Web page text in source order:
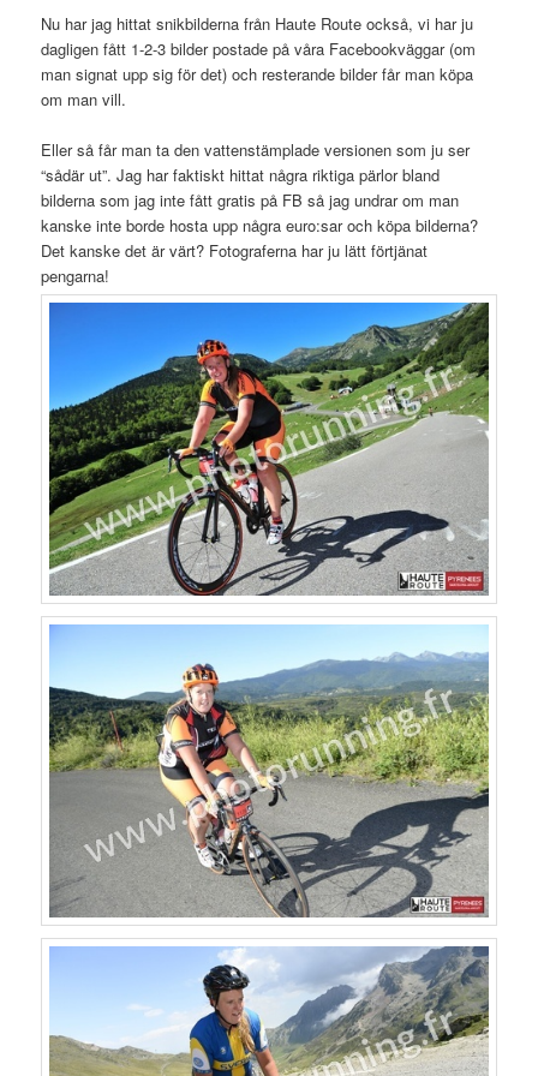
Nu har jag hittat snikbilderna från Haute Route också, vi har ju
dagligen fått 1-2-3 bilder postade på våra Facebookväggar (om
man signat upp sig för det) och resterande bilder får man köpa
om man vill.
Eller så får man ta den vattenstämplade versionen som ju ser
“sådär ut”. Jag har faktiskt hittat några riktiga pärlor bland
bilderna som jag inte fått gratis på FB så jag undrar om man
kanske inte borde hosta upp några euro:sar och köpa bilderna?
Det kanske det är värt? Fotograferna har ju lätt förtjänat
pengarna!